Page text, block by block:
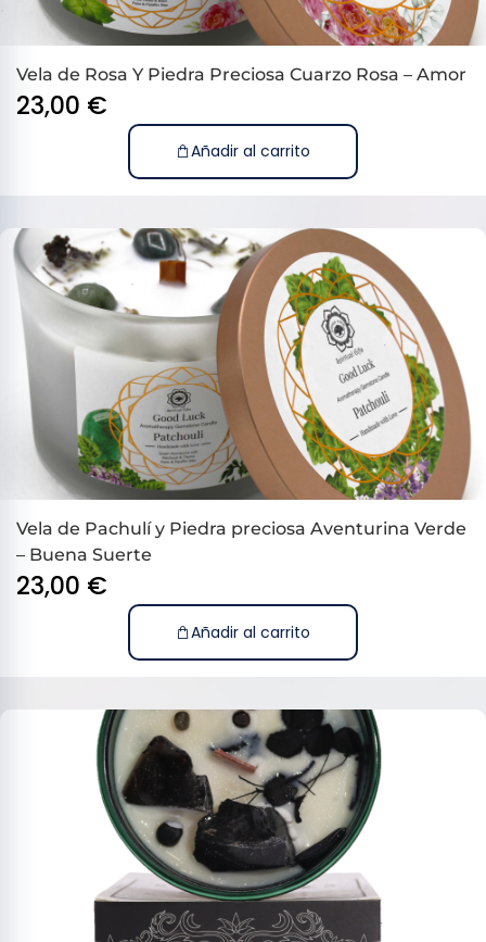
Vela de Rosa Y Piedra Preciosa Cuarzo Rosa – Amor
23,00 €
Añadir al carrito
Vela de Pachulí y Piedra preciosa Aventurina Verde
– Buena Suerte
23,00 €
Añadir al carrito